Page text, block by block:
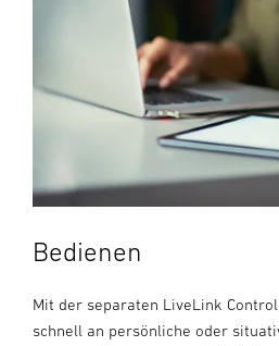
Bedienen
Mit der separaten LiveLink
schnell an persönliche oder